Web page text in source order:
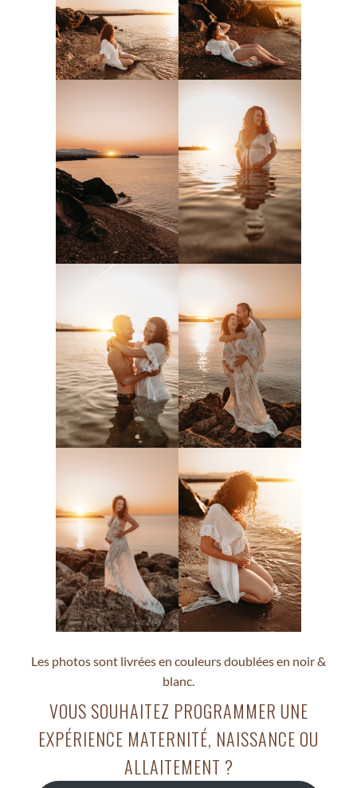
Les photos sont livrées en couleurs doublées en noir &
blanc.
VOUS SOUHAITEZ PROGRAMMER UNE
EXPÉRIENCE MATERNITÉ, NAISSANCE OU
ALLAITEMENT ?